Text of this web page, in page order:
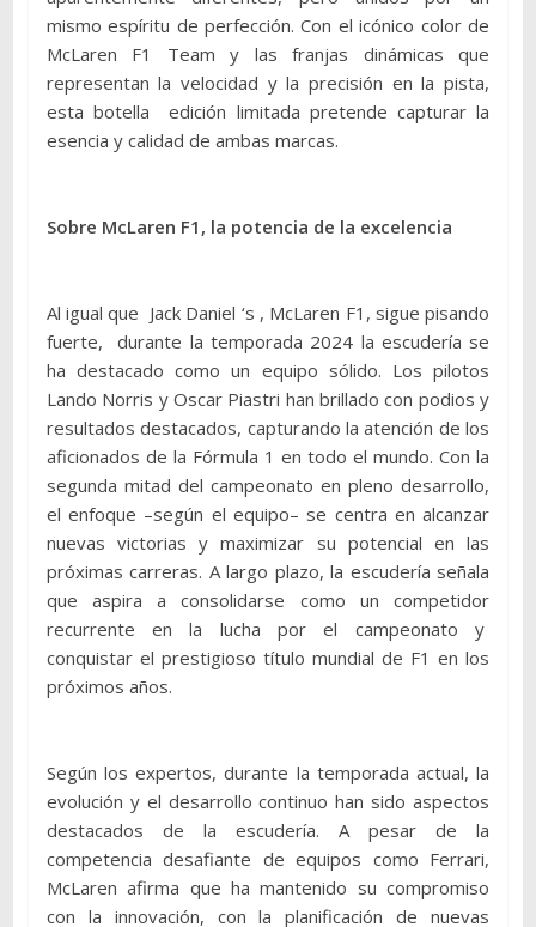
mismo espíritu de perfección. Con el icónico color de
McLaren F1 Team y las franjas dinámicas que
representan la velocidad y la precisión en la pista,
esta botella edición limitada pretende capturar la
esencia y calidad de ambas marcas.
Sobre McLaren F1, la potencia de la excelencia
Al igual que Jack Daniel ‘s , McLaren F1, sigue pisando
fuerte, durante la temporada 2024 la escudería se
ha destacado como un equipo sólido. Los pilotos
Lando Norris y Oscar Piastri han brillado con podios y
resultados destacados, capturando la atención de los
aficionados de la Fórmula 1 en todo el mundo. Con la
segunda mitad del campeonato en pleno desarrollo,
el enfoque –según el equipo– se centra en alcanzar
nuevas victorias y maximizar su potencial en las
próximas carreras. A largo plazo, la escudería señala
que aspira a consolidarse como un competidor
recurrente en la lucha por el campeonato y
conquistar el prestigioso título mundial de F1 en los
próximos años.
Según los expertos, durante la temporada actual, la
evolución y el desarrollo continuo han sido aspectos
destacados de la escudería. A pesar de la
competencia desafiante de equipos como Ferrari,
McLaren afirma que ha mantenido su compromiso
con la innovación, con la planificación de nuevas